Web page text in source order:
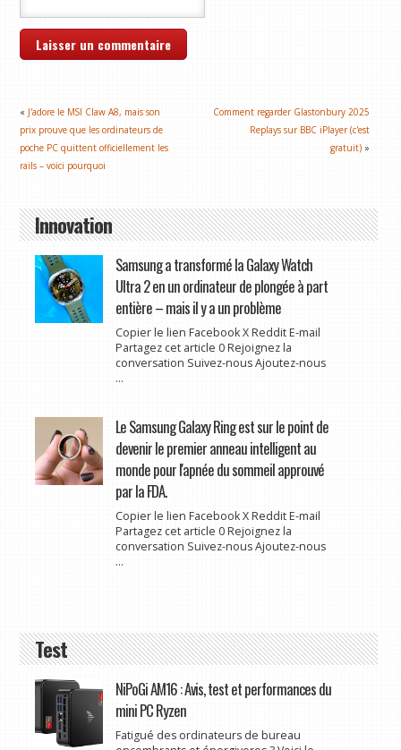
« J'adore le MSI Claw A8, mais son
prix prouve que les ordinateurs de
poche PC quittent officiellement les
rails – voici pourquoi
Comment regarder Glastonbury 2025
Replays sur BBC iPlayer (c'est
gratuit) »
Innovation
Samsung a transformé la Galaxy Watch
Ultra 2 en un ordinateur de plongée à part
entière – mais il y a un problème
Copier le lien Facebook X Reddit E-mail
Partagez cet article 0 Rejoignez la
conversation Suivez-nous Ajoutez-nous
...
Le Samsung Galaxy Ring est sur le point de
devenir le premier anneau intelligent au
monde pour l'apnée du sommeil approuvé
par la FDA.
Copier le lien Facebook X Reddit E-mail
Partagez cet article 0 Rejoignez la
conversation Suivez-nous Ajoutez-nous
...
Test
NiPoGi AM16 : Avis, test et performances du
mini PC Ryzen
Fatigué des ordinateurs de bureau